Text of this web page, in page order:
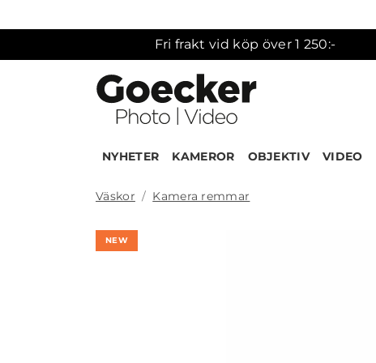
Fri frakt vid köp över 1 250:-
NYHETER KAMEROR OBJEKTIV VIDEO
Väskor Kamera remmar
NEW